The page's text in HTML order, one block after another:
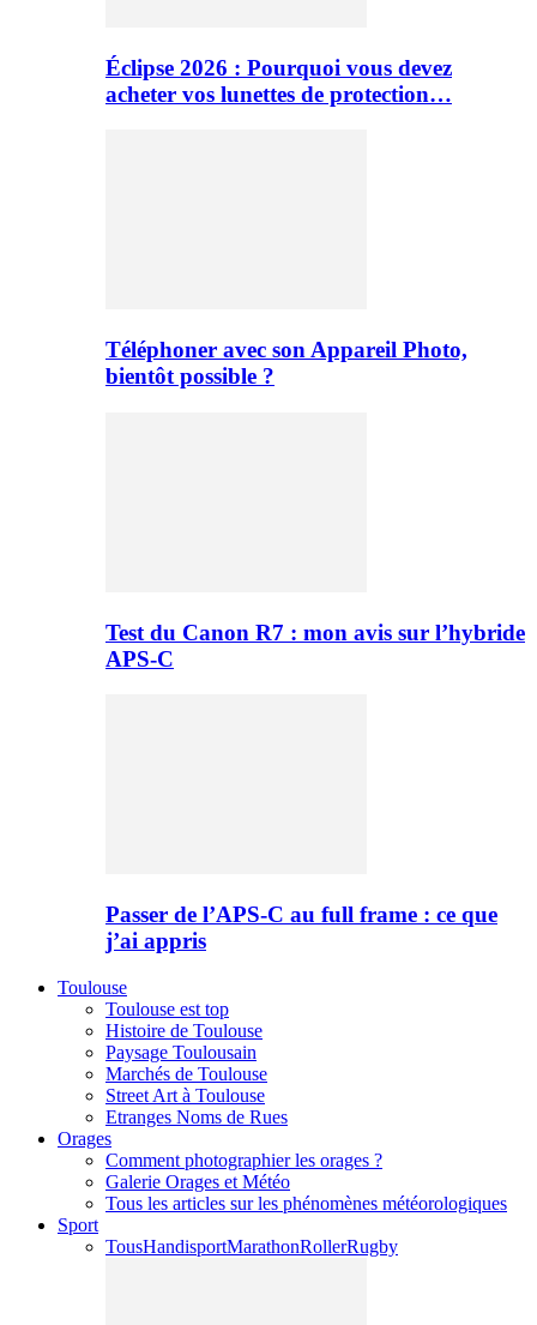
Éclipse 2026 : Pourquoi vous devez
acheter vos lunettes de protection…
Téléphoner avec son Appareil Photo,
bientôt possible ?
Test du Canon R7 : mon avis sur l’hybride
APS-C
Passer de l’APS-C au full frame : ce que
j’ai appris
Toulouse
Toulouse est top
Histoire de Toulouse
Paysage Toulousain
Marchés de Toulouse
Street Art à Toulouse
Etranges Noms de Rues
Orages
Comment photographier les orages ?
Galerie Orages et Météo
Tous les articles sur les phénomènes météorologiques
Sport
TousHandisportMarathonRollerRugby